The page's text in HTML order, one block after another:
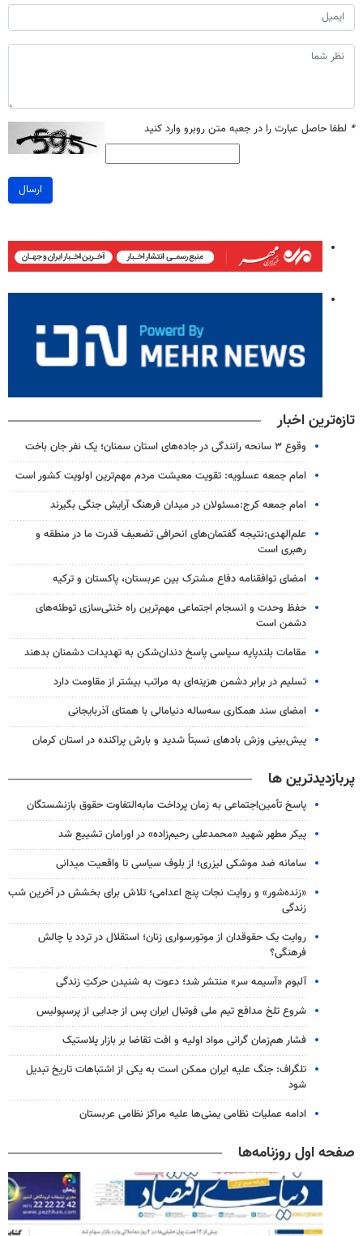
* لطفا حاصل عبارت را در جعبه متن روبرو وارد کنید
ارسال
تازه‌ترین اخبار
وقوع ۳ سانحه رانندگی در جاده‌های استان سمنان؛ یک نفر جان باخت
امام جمعه عسلویه: تقویت معیشت مردم مهم‌ترین اولویت کشور است
امام جمعه کرج:مسئولان در میدان فرهنگ آرایش جنگی بگیرند
علم‌الهدی:نتیجه گفتمان‌های انحرافی تضعیف قدرت ما در منطقه و
رهبری است
امضای توافقنامه دفاع مشترک بین عربستان، پاکستان و ترکیه
حفظ وحدت و انسجام اجتماعی مهم‌ترین راه خنثی‌سازی توطئه‌های
دشمن است
مقامات بلندپایه سیاسی پاسخ دندان‌شکن به تهدیدات دشمنان بدهند
تسلیم در برابر دشمن هزینه‌ای به مراتب بیشتر از مقاومت دارد
امضای سند همکاری سه‌ساله دنیامالی با همتای آذربایجانی
پیش‌بینی وزش بادهای نسبتاً شدید و بارش پراکنده در استان کرمان
پربازدیدترین ها
پاسخ تأمین‌اجتماعی به زمان پرداخت مابه‌التفاوت حقوق بازنشستگان
پیکر مطهر شهید «محمدعلی رحیم‌زاده» در اورامان تشییع شد
سامانه ضد موشکی لیزری؛ از بلوف سیاسی تا واقعیت میدانی
«زنده‌شور» و روایت نجات پنج اعدامی؛ تلاش برای بخشش در آخرین شب
زندگی
روایت یک حقوقدان از موتورسواری زنان؛ استقلال در تردد یا چالش
فرهنگی؟
آلبوم «آسیمه سر» منتشر شد؛ دعوت به شنیدن حرکتِ زندگی
شروع تلخ مدافع تیم ملی فوتبال ایران پس از جدایی از پرسپولیس
فشار هم‌زمان گرانی مواد اولیه و افت تقاضا بر بازار پلاستیک
تلگراف: جنگ علیه ایران ممکن است به یکی از اشتباهات تاریخ تبدیل
شود
ادامه عملیات نظامی یمنی‌ها علیه مراکز نظامی عربستان
صفحه اول روزنامه‌ها